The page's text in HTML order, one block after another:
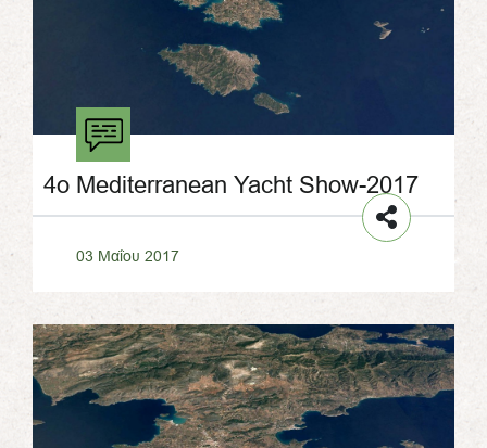
4o Mediterranean Yacht Show-2017
03 Μαΐου 2017